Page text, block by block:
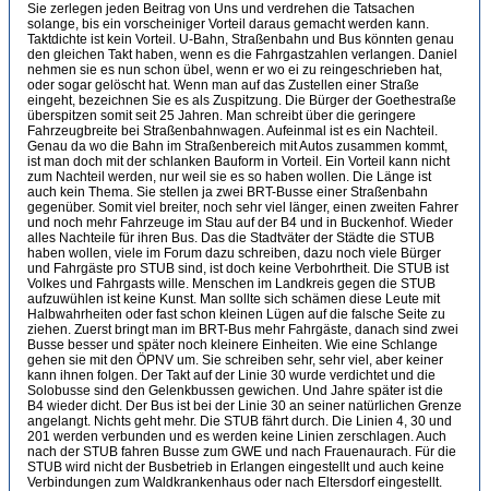
Sie zerlegen jeden Beitrag von Uns und verdrehen die Tatsachen
solange, bis ein vorscheiniger Vorteil daraus gemacht werden kann.
Taktdichte ist kein Vorteil. U-Bahn, Straßenbahn und Bus könnten genau
den gleichen Takt haben, wenn es die Fahrgastzahlen verlangen. Daniel
nehmen sie es nun schon übel, wenn er wo ei zu reingeschrieben hat,
oder sogar gelöscht hat. Wenn man auf das Zustellen einer Straße
eingeht, bezeichnen Sie es als Zuspitzung. Die Bürger der Goethestraße
überspitzen somit seit 25 Jahren. Man schreibt über die geringere
Fahrzeugbreite bei Straßenbahnwagen. Aufeinmal ist es ein Nachteil.
Genau da wo die Bahn im Straßenbereich mit Autos zusammen kommt,
ist man doch mit der schlanken Bauform in Vorteil. Ein Vorteil kann nicht
zum Nachteil werden, nur weil sie es so haben wollen. Die Länge ist
auch kein Thema. Sie stellen ja zwei BRT-Busse einer Straßenbahn
gegenüber. Somit viel breiter, noch sehr viel länger, einen zweiten Fahrer
und noch mehr Fahrzeuge im Stau auf der B4 und in Buckenhof. Wieder
alles Nachteile für ihren Bus. Das die Stadtväter der Städte die STUB
haben wollen, viele im Forum dazu schreiben, dazu noch viele Bürger
und Fahrgäste pro STUB sind, ist doch keine Verbohrtheit. Die STUB ist
Volkes und Fahrgasts wille. Menschen im Landkreis gegen die STUB
aufzuwühlen ist keine Kunst. Man sollte sich schämen diese Leute mit
Halbwahrheiten oder fast schon kleinen Lügen auf die falsche Seite zu
ziehen. Zuerst bringt man im BRT-Bus mehr Fahrgäste, danach sind zwei
Busse besser und später noch kleinere Einheiten. Wie eine Schlange
gehen sie mit den ÖPNV um. Sie schreiben sehr, sehr viel, aber keiner
kann ihnen folgen. Der Takt auf der Linie 30 wurde verdichtet und die
Solobusse sind den Gelenkbussen gewichen. Und Jahre später ist die
B4 wieder dicht. Der Bus ist bei der Linie 30 an seiner natürlichen Grenze
angelangt. Nichts geht mehr. Die STUB fährt durch. Die Linien 4, 30 und
201 werden verbunden und es werden keine Linien zerschlagen. Auch
nach der STUB fahren Busse zum GWE und nach Frauenaurach. Für die
STUB wird nicht der Busbetrieb in Erlangen eingestellt und auch keine
Verbindungen zum Waldkrankenhaus oder nach Eltersdorf eingestellt.